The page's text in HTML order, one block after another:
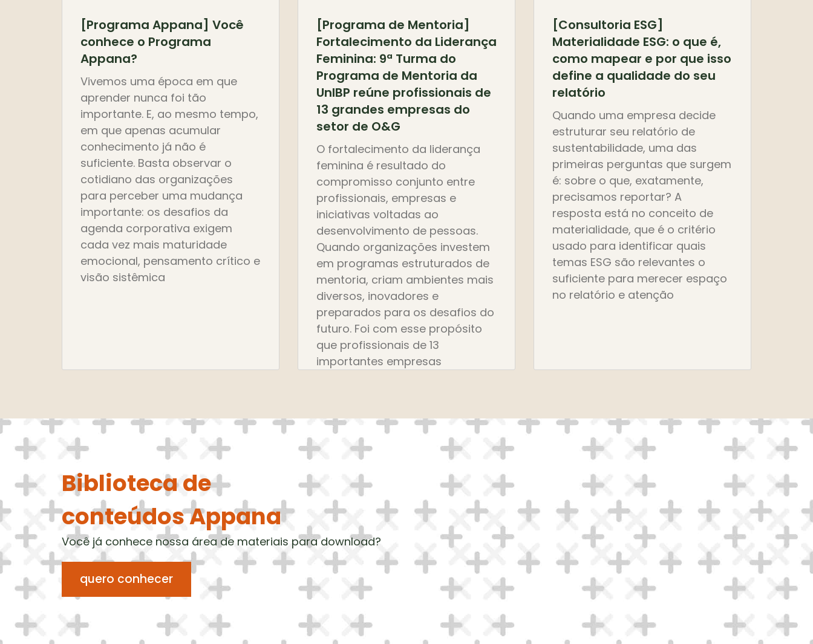
[Programa Appana] Você
conhece o Programa
Appana?
Vivemos uma época em que
aprender nunca foi tão
importante. E, ao mesmo tempo,
em que apenas acumular
conhecimento já não é
suficiente. Basta observar o
cotidiano das organizações
para perceber uma mudança
importante: os desafios da
agenda corporativa exigem
cada vez mais maturidade
emocional, pensamento crítico e
visão sistêmica
[Programa de Mentoria]
Fortalecimento da Liderança
Feminina: 9ª Turma do
Programa de Mentoria da
UnIBP reúne profissionais de
13 grandes empresas do
setor de O&G
O fortalecimento da liderança
feminina é resultado do
compromisso conjunto entre
profissionais, empresas e
iniciativas voltadas ao
desenvolvimento de pessoas.
Quando organizações investem
em programas estruturados de
mentoria, criam ambientes mais
diversos, inovadores e
preparados para os desafios do
futuro. Foi com esse propósito
que profissionais de 13
importantes empresas
[Consultoria ESG]
Materialidade ESG: o que é,
como mapear e por que isso
define a qualidade do seu
relatório
Quando uma empresa decide
estruturar seu relatório de
sustentabilidade, uma das
primeiras perguntas que surgem
é: sobre o que, exatamente,
precisamos reportar? A
resposta está no conceito de
materialidade, que é o critério
usado para identificar quais
temas ESG são relevantes o
suficiente para merecer espaço
no relatório e atenção
Biblioteca de
conteúdos Appana
Você já conhece nossa área de materiais para download?
quero conhecer